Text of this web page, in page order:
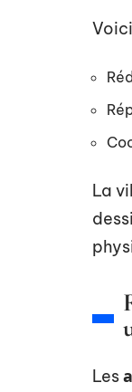
La
Les